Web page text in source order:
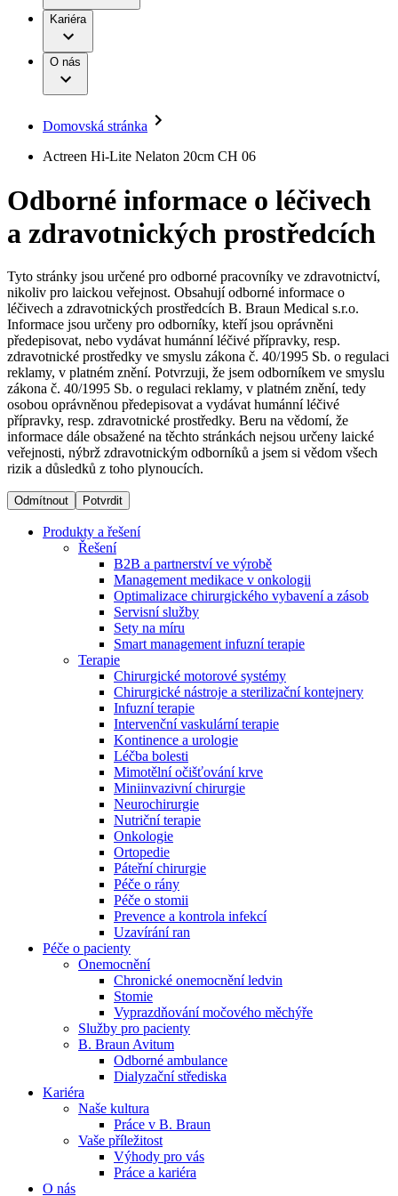
Léčba bolesti
Mimotělní očišťování krve
Neurochirurgie
Onkologie
Ortopedie
Páteřní chirurgie
Péče o rány
Prevence a kontrola infekcí
Uzavírání ran
Řešení
Terapie
Produktový katalog​
Objevte naše produkty. Navštivte produktový katalog B.
Braun s našim kompletním produktovým portfoliem.
Onemocnění
B. Braun Avitum
Dialyzační střediska​
B. Braun Avitum poskytuje kvalitní dialyzační péči ve všech
svých střediscích v České republice. Více informací se
dozvíte na stránkách jednotlivých středisek.
Odborné ambulance
Naše specializované ambulance jsou tu pro vás. Zvolte
specializaci a město, které potřebujete, a objednejte se do naší
ambulance.
Práce a kariéra
Naše kultura
Vaše příležitost​
Nabídky pracovních míst
Objevte své kariérní příležitosti ​v B. Braun. Vyhledejte náš trh
práce​ pro zajímavé pozice.​
Odpovědnost
Média
Tiskové zprávy
Kontakt
Kontaktní formulář
Registrace k odběru newsletteru
Odpovědnost
Média
Kontakt
Zůstaňte v dialogu s B. Braun. ​Kontaktujte nás.​
Kariéra
O nás
Domovská stránka
Actreen Hi-Lite Nelaton 20cm CH 06
Odborné informace o léčivech
a zdravotnických prostředcích
Tyto stránky jsou určené pro odborné pracovníky ve zdravotnictví,
nikoliv pro laickou veřejnost. Obsahují odborné informace o
léčivech a zdravotnických prostředcích B. Braun Medical s.r.o.
Informace jsou určeny pro odborníky, kteří jsou oprávněni
předepisovat, nebo vydávat humánní léčivé přípravky, resp.
zdravotnické prostředky ve smyslu zákona č. 40/1995 Sb. o regulaci
reklamy, v platném znění. Potvrzuji, že jsem odborníkem ve smyslu
zákona č. 40/1995 Sb. o regulaci reklamy, v platném znění, tedy
osobou oprávněnou předepisovat a vydávat humánní léčivé
přípravky, resp. zdravotnické prostředky. Beru na vědomí, že
informace dále obsažené na těchto stránkách nejsou určeny laické
veřejnosti, nýbrž zdravotnickým odborníků a jsem si vědom všech
rizik a důsledků z toho plynoucích.
Odmítnout Potvrdit
Produkty a řešení
Řešení
B2B a partnerství ve výrobě
Management medikace v onkologii
Optimalizace chirurgického vybavení a zásob
Servisní služby
Sety na míru
Smart management infuzní terapie​
Terapie
Chirurgické motorové systémy
Chirurgické nástroje a sterilizační kontejnery
Infuzní terapie
Intervenční vaskulární terapie
Kontinence a urologie
Léčba bolesti
Mimotělní očišťování krve
Miniinvazivní chirurgie
Neurochirurgie
Nutriční terapie
Onkologie
Ortopedie
Páteřní chirurgie
Péče o rány
Péče o stomii
Prevence a kontrola infekcí
Uzavírání ran
Péče o pacienty
Onemocnění
Chronické onemocnění ledvin
Stomie
Vyprazdňování močového měchýře
Služby pro pacienty
B. Braun Avitum
Odborné ambulance
Dialyzační střediska
Kariéra
Naše kultura
Práce v B. Braun
Vaše příležitost​
Výhody pro vás
Práce a kariéra
O nás